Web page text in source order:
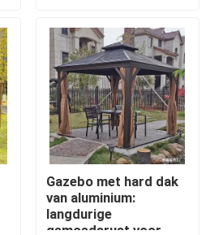
Gazebo met hard dak
van aluminium:
langdurige
gemoedsrust voor